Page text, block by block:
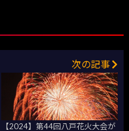
次の記事
【2024】第44回八戸花火大会が